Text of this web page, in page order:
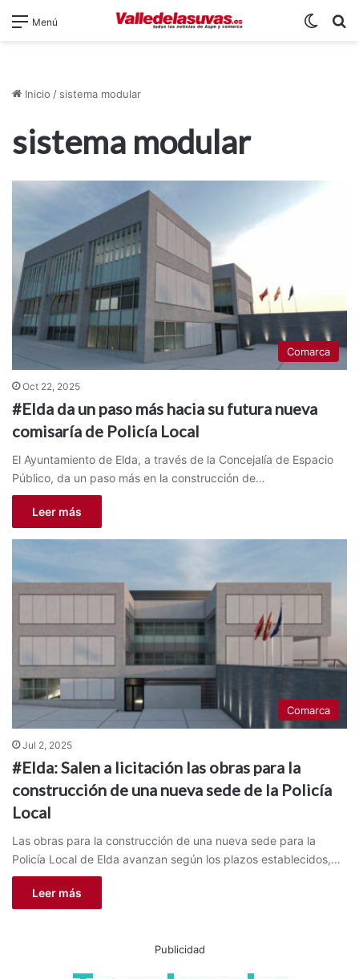
Menú
Inicio / sistema modular
sistema modular
Comarca
Oct 22, 2025
#Elda da un paso más hacia su futura nueva
comisaría de Policía Local
El Ayuntamiento de Elda, a través de la Concejalía de Espacio
Público, da un paso más en la construcción de…
Leer más
Comarca
Jul 2, 2025
#Elda: Salen a licitación las obras para la
construcción de una nueva sede de la Policía
Local
Las obras para la construcción de una nueva sede para la
Policía Local de Elda avanzan según los plazos establecidos,…
Leer más
Publicidad